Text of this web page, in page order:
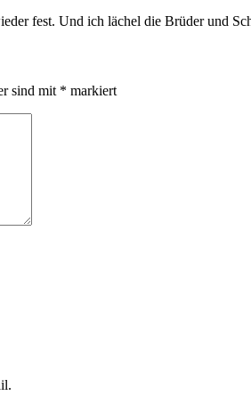
fest. Und ich lächel die Brüder und
sind mit * markiert